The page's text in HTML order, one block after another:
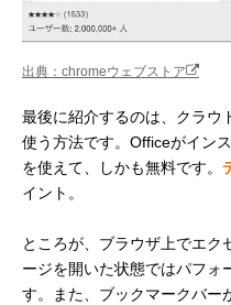
出典：chromeウェブストア
最後に紹介するのは、クラウ
使う方法です。Officeがイン
を使えて、しかも無料です。
イント。
ところが、ブラウザ上でエク
ージを開いた状態ではパフォ
す。また、ブックマークバー